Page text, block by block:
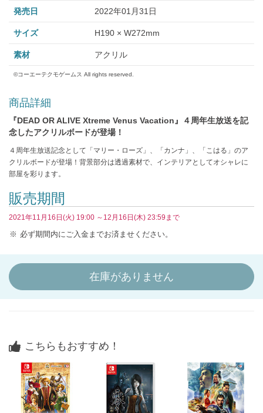
発売日 2022年01月31日
サイズ H190 × W272mm
素材 アクリル
©コーエーテクモゲームス All rights reserved.
商品詳細
『DEAD OR ALIVE Xtreme Venus Vacation』４周年生放送を記
念したアクリルボードが登場！
４周年生放送記念として「マリー・ローズ」、「カンナ」、「こはる」のア
クリルボードが登場！背景部分は透過素材で、インテリアとしてオシャレに
部屋を彩ります。
販売期間
2021年11月16日(火) 19:00 ～12月16日(木) 23:59まで
必ず期間内にご入金までお済ませください。
在庫がありません
こちらもおすすめ！